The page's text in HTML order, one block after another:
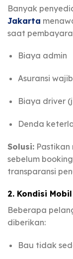
Banyak
Jakarta
saat
Biaya admin
Asuransi wajib
Biaya driver
Denda
Solusi:
sebelum
transparansi
2. Kondisi
Beberapa
diberikan:
Bau tidak